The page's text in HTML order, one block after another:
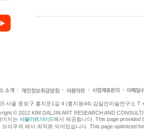
서울 종로구 홍지문1길 4 (홍지동44) 김달진미술연구소 T
© 2012 KIM DALJIN ART RESEARCH AND
이지는 서울아트가이드에서 제공됩니다. This page provided
브라우져 에서 최적화 되어있습니다. This page optimized